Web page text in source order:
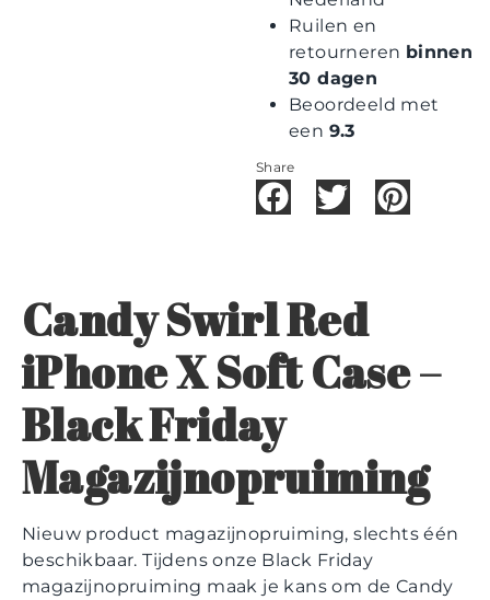
Ruilen en
retourneren binnen
30 dagen
Beoordeeld met
een 9.3
Share
Candy Swirl Red
iPhone X Soft Case –
Black Friday
Magazijnopruiming
Nieuw product magazijnopruiming, slechts één
beschikbaar. Tijdens onze Black Friday
magazijnopruiming maak je kans om de Candy